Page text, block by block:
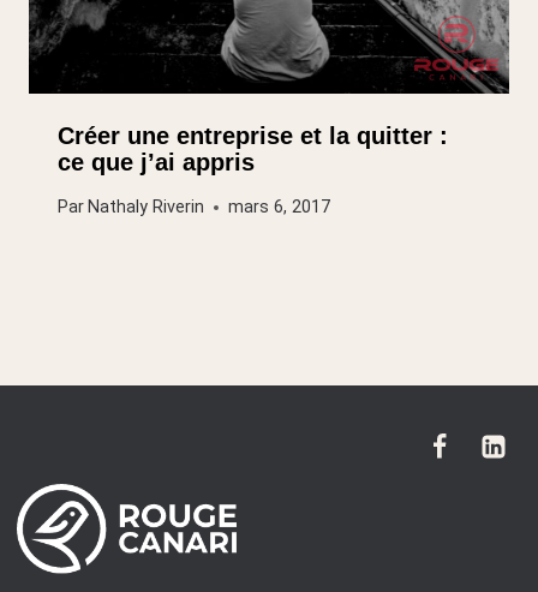
Créer une entreprise et la quitter :
ce que j’ai appris
Par Nathaly Riverin mars 6, 2017